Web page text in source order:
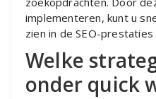
implementeren, kunt u
zien in de SEO-
Welke
onder quick